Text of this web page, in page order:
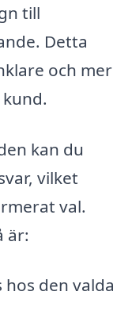
till
Detta
och mer
kan du
vilket
val.
är:
den valda